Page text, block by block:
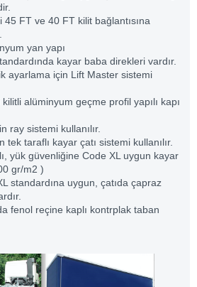
FT ve 40 FT kilit bağlantısına
yan yapı
kayar baba direkleri vardır.
ayarlama için Lift Master sistemi
alüminyum geçme profil yapılı kapı
ray sistemi kullanılır.
tek taraflı kayar çatı sistemi kullanılır.
yük güvenliğine Code XL uygun kayar
gr/m2 )
standardına uygun, çatıda çapraz
fenol reçine kaplı kontrplak taban